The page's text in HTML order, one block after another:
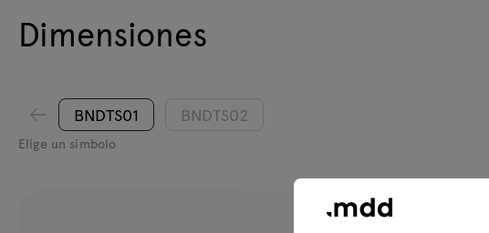
Dimensiones
BNDTS01 BNDTS02
Elige un símbolo